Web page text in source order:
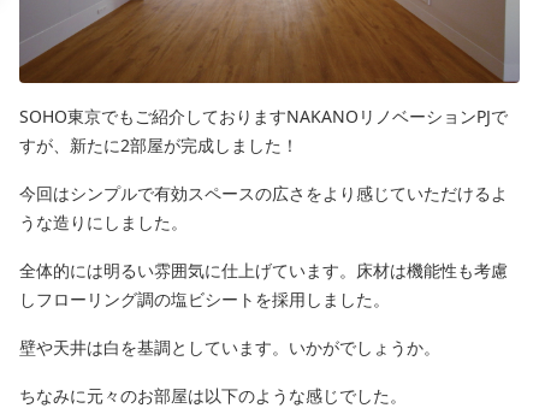
SOHO東京でもご紹介しておりますNAKANOリノベーションPJで
すが、新たに2部屋が完成しました！
今回はシンプルで有効スペースの広さをより感じていただけるよ
うな造りにしました。
全体的には明るい雰囲気に仕上げています。床材は機能性も考慮
しフローリング調の塩ビシートを採用しました。
壁や天井は白を基調としています。いかがでしょうか。
ちなみに元々のお部屋は以下のような感じでした。